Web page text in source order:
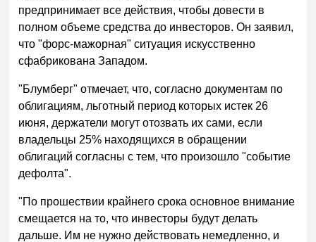
предпринимает все действия, чтобы довести в
полном объеме средства до инвесторов. Он заявил,
что "форс-мажорная" ситуация искусственно
сфабрикована Западом.
"Блумберг" отмечает, что, согласно документам по
облигациям, льготный период которых истек 26
июня, держатели могут отозвать их сами, если
владельцы 25% находящихся в обращении
облигаций согласны с тем, что произошло "событие
дефолта".
"По прошествии крайнего срока основное внимание
смещается на то, что инвесторы будут делать
дальше. Им не нужно действовать немедленно, и